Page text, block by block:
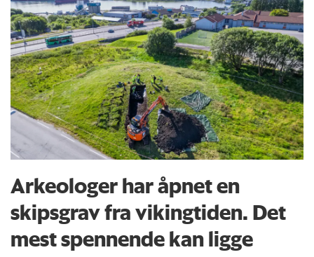
Arkeologer har åpnet en
skipsgrav fra vikingtiden. Det
mest spennende kan ligge